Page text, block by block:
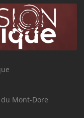
Mont-Dore